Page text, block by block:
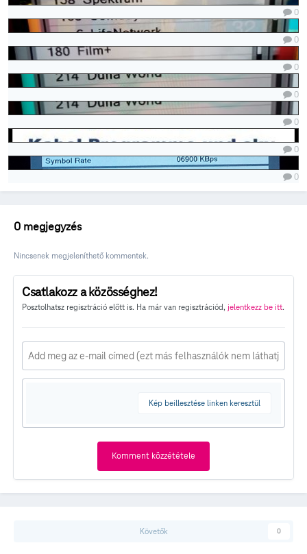
0
0
0
0
0
0
0
0 megjegyzés
Nincsenek megjeleníthető kommentek.
Csatlakozz a közösséghez!
Posztolhatsz regisztráció előtt is. Ha már van regisztrációd, jelentkezz be itt.
Kép beillesztése linken keresztül
Komment közzététele
Követők 0